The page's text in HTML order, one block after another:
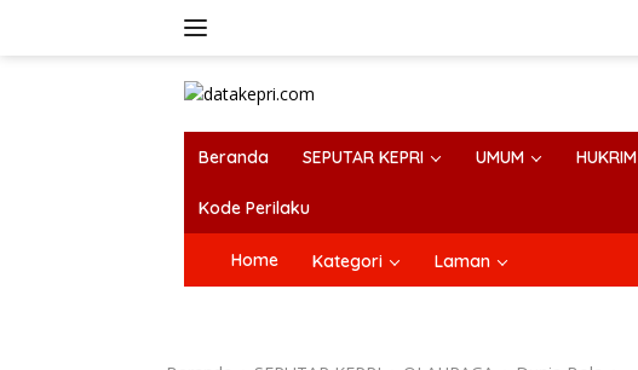
Beranda SEPUTAR KEPRI UMUM HUKRIM
Kode Perilaku
Home Kategori Laman